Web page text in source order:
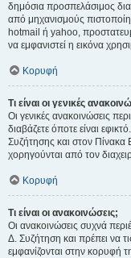
δημόσια προσπελάσιμος
από μηχανισμούς
hotmail ή yahoo,
να εμφανιστεί η εικόνα
Κορυφή
Τι είναι οι γενικές
Οι γενικές ανακοινώσεις
διαβάζετε όποτε είναι
Συζήτησης και στον Πίνακα
χορηγούνται από τον
Κορυφή
Τι είναι οι ανακοινώσεις;
Οι ανακοινώσεις συχνά
Δ. Συζήτηση και πρέπει να
εμφανίζονται στην κορυφή